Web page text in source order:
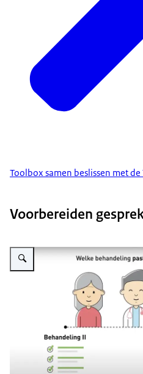
Toolbox samen beslissen met de
Voorbereiden
Vergroot afbeelding Video